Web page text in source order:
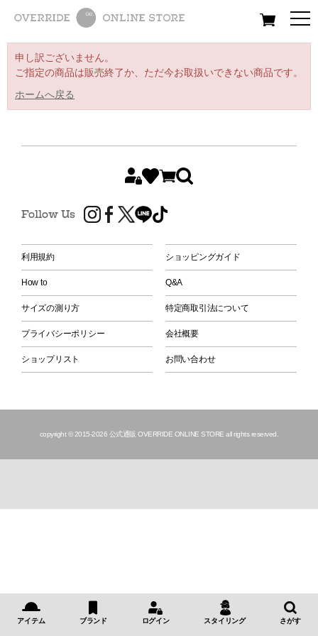
All Women Men
申し訳ございません。
ご指定の商品は販売終了か、ただ今お取扱いできない商品です。
ホームへ戻る
Follow Us
利用規約 ショッピングガイド
How to Q&A
サイズの測り方 特定商取引法について
プライバシーポリシー 会社概要
ショップリスト お問い合わせ
copyright © 2015-2026 公式通販 OVERRIDE ONLINE STORE all rights reserved.
アイテム ブランド ログイン スタイリング さがす